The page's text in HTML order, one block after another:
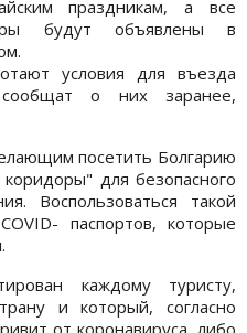
праздникам, а все
будут объявлены в
условия для въезда
о них заранее,
посетить Болгарию
для безопасного
Воспользоваться такой
паспортов, которые
каждому туристу,
и который, согласно
от коронавируса, либо